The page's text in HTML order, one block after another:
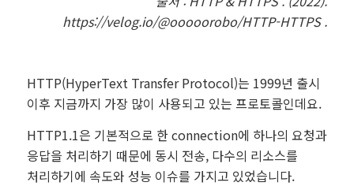
https://velog.io/@ooooorobo/HTTP-HTTPS .
HTTP(HyperText Transfer Protocol)는 1999년 출시
이후 지금까지 가장 많이 사용되고 있는 프로토콜인데요.
HTTP1.1은 기본적으로 한 connection에 하나의 요청과
응답을 처리하기 때문에 동시 전송, 다수의 리소스를
처리하기에 속도와 성능 이슈를 가지고 있었습니다.